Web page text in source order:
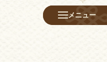
メニュー
メニュー